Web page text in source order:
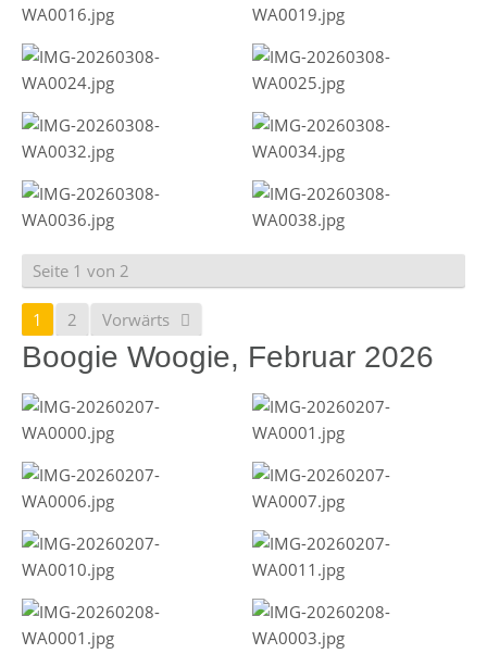
Seite 1 von 2
1 2 Vorwärts
Boogie Woogie, Februar 2026